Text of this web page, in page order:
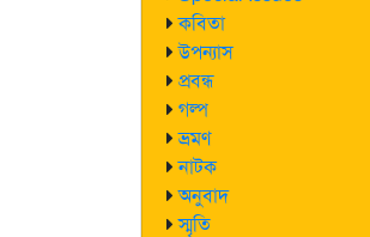
কবিতা
উপন্যাস
প্রবন্ধ
গল্প
ভ্রমণ
নাটক
অনুবাদ
স্মৃতি